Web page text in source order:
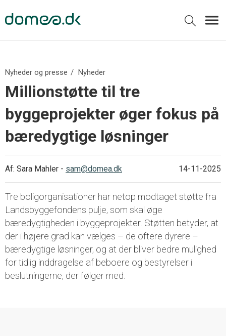
Nyheder og presse Nyheder
Millionstøtte til tre
byggeprojekter øger fokus på
bæredygtige løsninger
14-11-2025
Af: Sara Mahler - sam@domea.dk
Tre boligorganisationer har netop modtaget støtte fra
Landsbyggefondens pulje, som skal øge
bæredygtigheden i byggeprojekter. Støtten betyder, at
der i højere grad kan vælges – de oftere dyrere –
bæredygtige løsninger, og at der bliver bedre mulighed
for tidlig inddragelse af beboere og bestyrelser i
beslutningerne, der følger med.